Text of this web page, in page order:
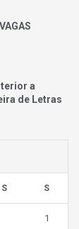
a
de Letras
S S
1